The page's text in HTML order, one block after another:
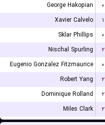
George Hakopian ۰
Xavier Calvelo
۱
Sklar Phillips
۰
Nischal Spurling
۲
Eugenio Gonzalez Fitzmaurice
۰
Robert Yang
۲
Dominique Rolland
۲
Miles Clark
۲